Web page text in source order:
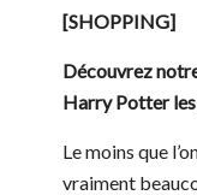
[SHOPPING]
Découvrez
Harry Potter
Le moins que
vraiment